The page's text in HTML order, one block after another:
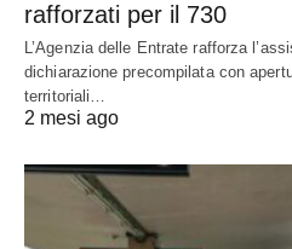
rafforzati per il 730
L’Agenzia delle Entrate rafforza
dichiarazione precompilata con
territoriali…
2 mesi ago